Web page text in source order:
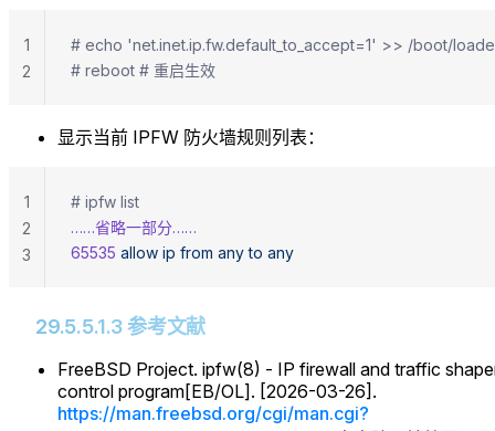
# echo 'net.inet.ip.fw.default_to_accept=1' >> /boot/
# reboot # 重启生效
1
2
显示当前 IPFW 防火墙规则列表：
# ipfw list
……省略一部分……
65535 allow ip from any to any
1
2
3
29.5.5.1.3 参考文献
FreeBSD Project. ipfw(8) - IP firewall and traffic
control program[EB/OL]. [2026-03-26].
https://man.freebsd.org/cgi/man.cgi?